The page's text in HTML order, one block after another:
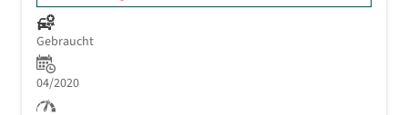
Gebraucht
04/2020